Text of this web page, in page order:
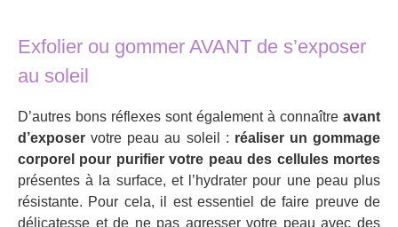
Exfolier ou gommer AVANT de s’exposer
au soleil
D’autres bons réflexes sont également à connaître avant
d’exposer votre peau au soleil : réaliser un gommage
corporel pour purifier votre peau des cellules mortes
présentes à la surface, et l’hydrater pour une peau plus
résistante. Pour cela, il est essentiel de faire preuve de
délicatesse et de ne pas agresser votre peau avec des